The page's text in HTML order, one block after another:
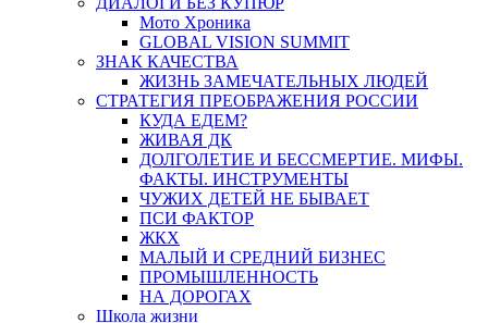
Мото Хроника
GLOBAL VISION SUMMIT
ЗНАК КАЧЕСТВА
ЖИЗНЬ ЗАМЕЧАТЕЛЬНЫХ ЛЮДЕЙ
СТРАТЕГИЯ ПРЕОБРАЖЕНИЯ РОССИИ
КУДА ЕДЕМ?
ЖИВАЯ ДК
ДОЛГОЛЕТИЕ И БЕССМЕРТИЕ. МИФЫ.
ФАКТЫ. ИНСТРУМЕНТЫ
ЧУЖИХ ДЕТЕЙ НЕ БЫВАЕТ
ПСИ ФАКТОР
ЖКХ
МАЛЫЙ И СРЕДНИЙ БИЗНЕС
ПРОМЫШЛЕННОСТЬ
НА ДОРОГАХ
Школа жизни